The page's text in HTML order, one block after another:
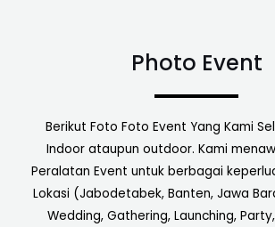
Photo Event
Berikut Foto Foto Event Yang Kami
Indoor ataupun outdoor. Kami
Peralatan Event untuk berbagai
Lokasi (Jabodetabek, Banten, Jawa
Wedding, Gathering, Launching,